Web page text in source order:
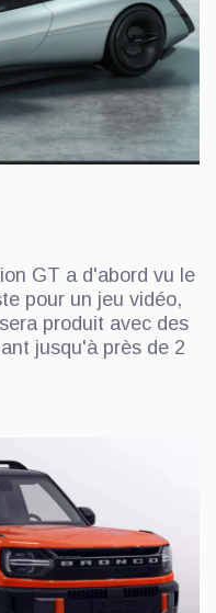
GT a d'abord vu le
pour un jeu vidéo,
produit avec des
jusqu'à près de 2